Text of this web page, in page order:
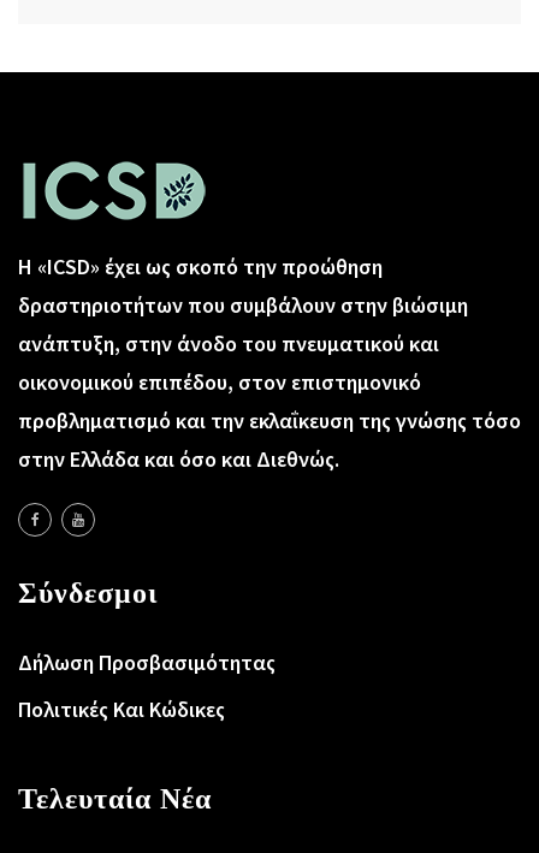
Η «ICSD» έχει ως σκοπό την προώθηση
δραστηριοτήτων που συμβάλουν στην βιώσιμη
ανάπτυξη, στην άνοδο του πνευματικού και
οικονομικού επιπέδου, στον επιστημονικό
προβληματισμό και την εκλαΐκευση της γνώσης τόσο
στην Ελλάδα και όσο και Διεθνώς.
Σύνδεσμοι
Δήλωση Προσβασιμότητας
Πολιτικές Και Κώδικες
Τελευταία Νέα